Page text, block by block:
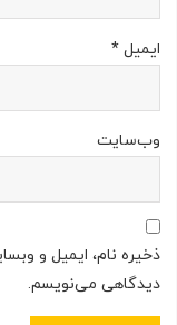
ایمیل *
وب‌سایت
ذخیره نام، ایمیل و
دیدگاهی می‌نویسم.